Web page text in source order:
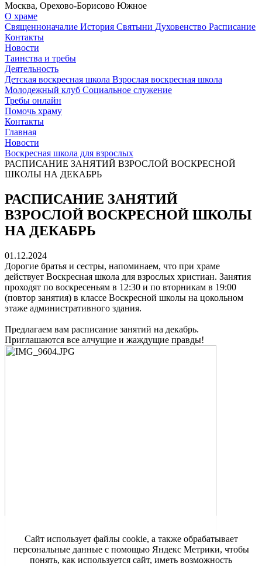
Москва, Орехово-Борисово Южное
О храме
Священноначалие История Святыни Духовенство Расписание
Контакты
Новости
Таинства и требы
Деятельность
Детская воскресная школа Взрослая воскресная школа
Молодежный клуб Социальное служение
Требы онлайн
Помочь храму
Контакты
Главная
Новости
Воскресная школа для взрослых
РАСПИСАНИЕ ЗАНЯТИЙ ВЗРОСЛОЙ ВОСКРЕСНОЙ
ШКОЛЫ НА ДЕКАБРЬ
РАСПИСАНИЕ ЗАНЯТИЙ
ВЗРОСЛОЙ ВОСКРЕСНОЙ ШКОЛЫ
НА ДЕКАБРЬ
01.12.2024
Дорогие братья и сестры, напоминаем, что при храме
действует Воскресная школа для взрослых христиан. Занятия
проходят по воскресеньям в 12:30 и по вторникам в 19:00
(повтор занятия) в классе Воскресной школы на цокольном
этаже административного здания.
Предлагаем вам расписание занятий на декабрь.
Приглашаются все алчущие и жаждущие правды!
Сайт использует файлы cookie, а также обрабатывает
персональные данные с помощью Яндекс Метрики, чтобы
понять, как используется сайт, иметь возможность